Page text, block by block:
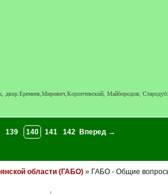
двор.Еремеев,Мирович,Коропчевский, Майбородов;
139 140 141 142
Вперед →
области (ГАБО)» ГАБО - Общие